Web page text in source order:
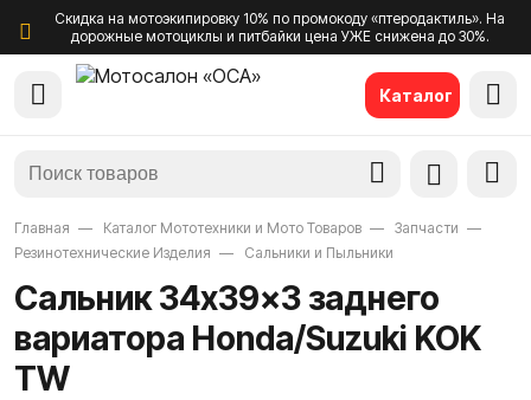
Скидка на мотоэкипировку 10% по промокоду «птеродактиль». На
дорожные мотоциклы и питбайки цена УЖЕ снижена до 30%.
Каталог
Главная Каталог Мототехники и Мото Товаров
Запчасти
Резинотехнические Изделия
Сальники и Пыльники
Сальник 34x39x3 заднего
вариатора Honda/Suzuki KOK
TW